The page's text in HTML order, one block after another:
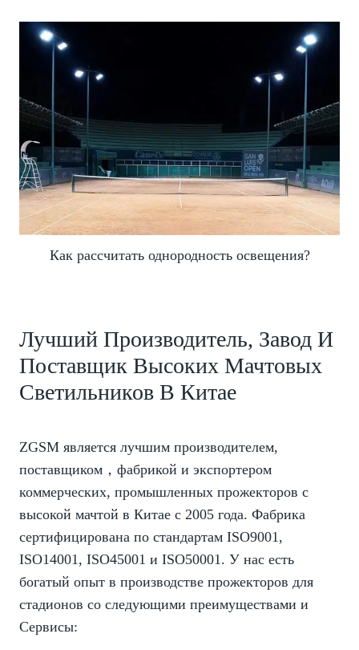
Как рассчитать однородность освещения?
Лучший Производитель, Завод И
Поставщик Высоких Мачтовых
Светильников В Китае
ZGSM является лучшим производителем,
поставщиком，фабрикой и экспортером
коммерческих, промышленных прожекторов с
высокой мачтой в Китае с 2005 года. Фабрика
сертифицирована по стандартам ISO9001,
ISO14001, ISO45001 и ISO50001. У нас есть
богатый опыт в производстве прожекторов для
стадионов со следующими преимуществами и
Сервисы: